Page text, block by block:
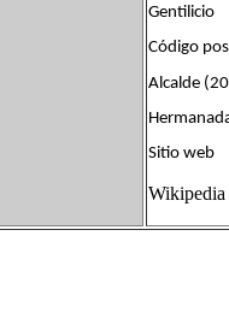
Código
Alcalde
Sitio
Wikipedia